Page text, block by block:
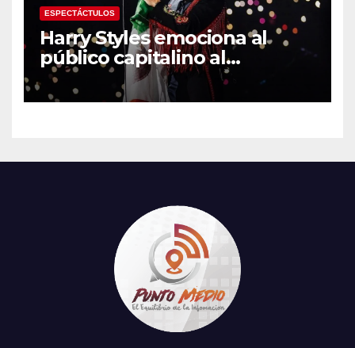
ESPECTÁCTULOS
Harry Styles emociona al
público capitalino al
interpretar “Cielito Lindo” en
su tercer concierto en la